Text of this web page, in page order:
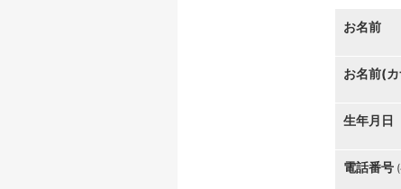
お名前
お名前(
生年月日
電話番号